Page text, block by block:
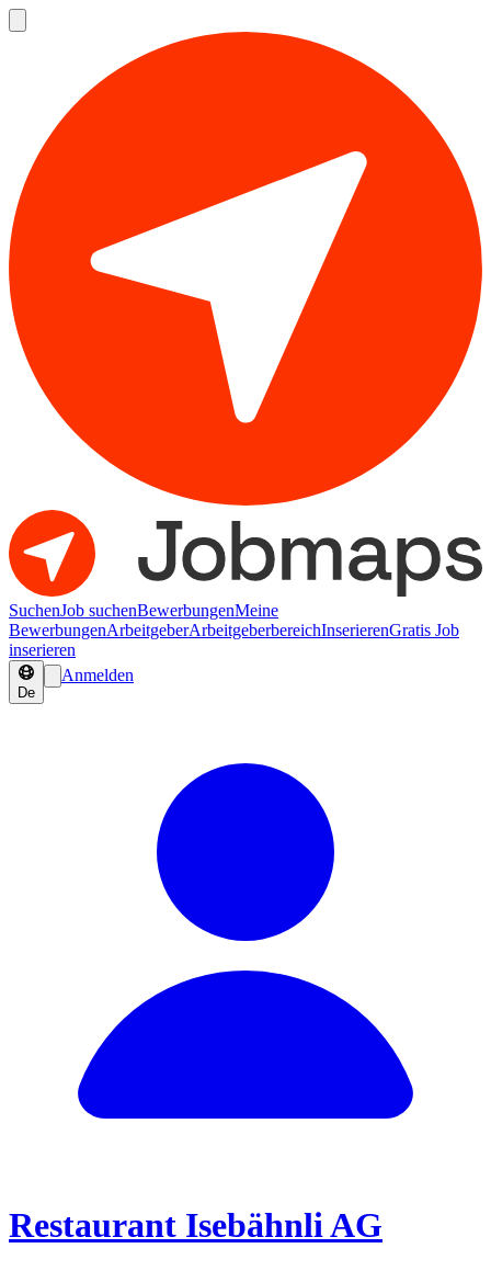
SuchenJob suchenBewerbungenMeine
BewerbungenArbeitgeberArbeitgeberbereichInserierenGratis Job
inserieren
De
Anmelden
Restaurant Isebähnli AG